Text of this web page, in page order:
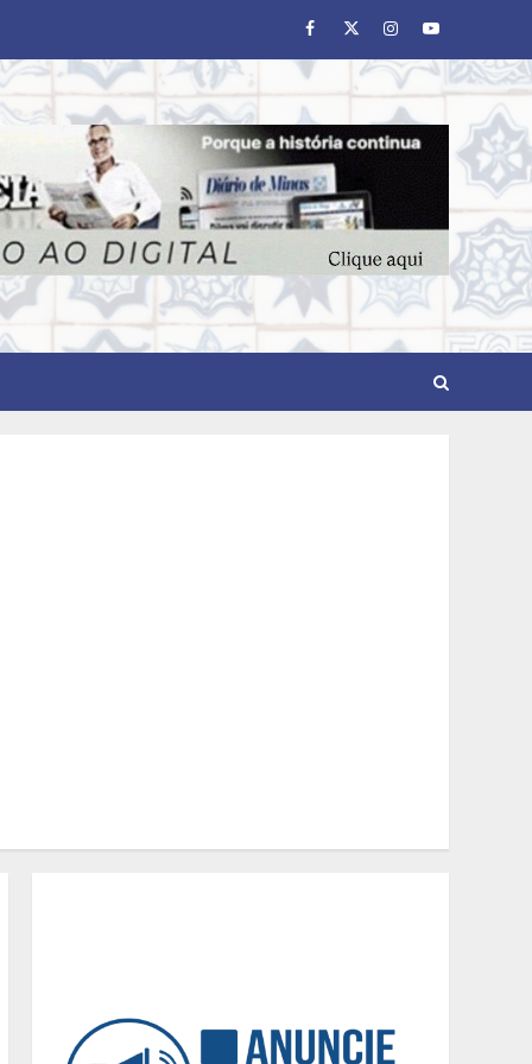
Facebook
TwitterInstagram
Youtube
relacionamento e a maioria
4
pegar a estrada no inverno